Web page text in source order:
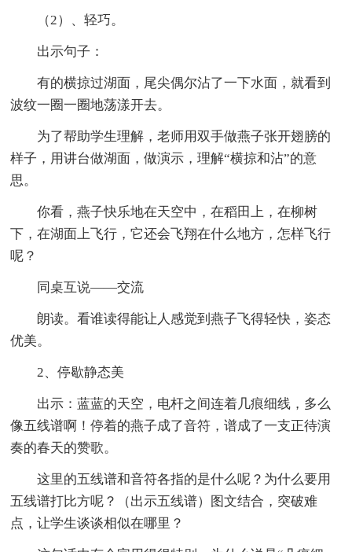
（2）、轻巧。
出示句子：
有的横掠过湖面，尾尖偶尔沾了一下水面，就看到
波纹一圈一圈地荡漾开去。
为了帮助学生理解，老师用双手做燕子张开翅膀的
样子，用讲台做湖面，做演示，理解“横掠和沾”的意
思。
你看，燕子快乐地在天空中，在稻田上，在柳树
下，在湖面上飞行，它还会飞翔在什么地方，怎样飞行
呢？
同桌互说——交流
朗读。看谁读得能让人感觉到燕子飞得轻快，姿态
优美。
2、停歇静态美
出示：蓝蓝的天空，电杆之间连着几痕细线，多么
像五线谱啊！停着的燕子成了音符，谱成了一支正待演
奏的春天的赞歌。
这里的五线谱和音符各指的是什么呢？为什么要用
五线谱打比方呢？（出示五线谱）图文结合，突破难
点，让学生谈谈相似在哪里？